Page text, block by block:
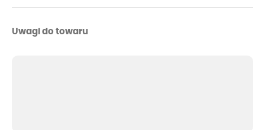
Uwagi do towaru